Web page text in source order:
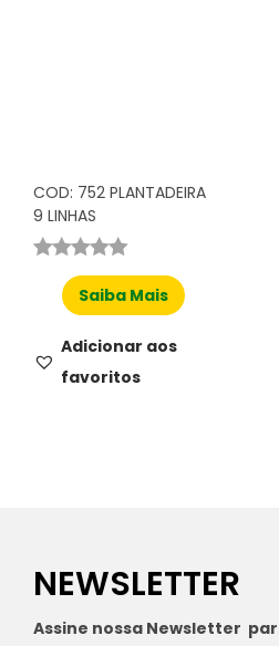
COD: 752 PLANTADEIRA
9 LINHAS
Saiba Mais
Adicionar aos
favoritos
NEWSLETTER
Assine nossa Newsletter